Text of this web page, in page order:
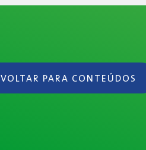
VOLTAR PARA CONTEÚDOS